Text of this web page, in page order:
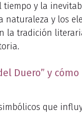
y la
y los
la tradición
Duero” y
que